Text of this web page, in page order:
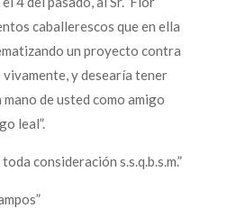
caballerescos que en ella
un proyecto contra
vivamente, y desearía tener
de usted como amigo
leal”.
consideración s.s.q.b.s.m.”